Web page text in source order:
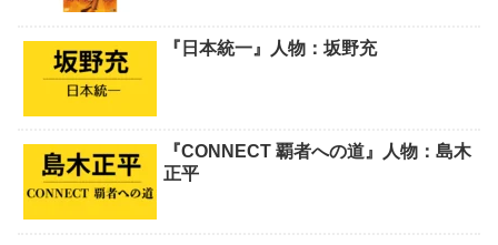
『日本統一』人物：坂野充
『CONNECT 覇者への道』人物：島木
正平